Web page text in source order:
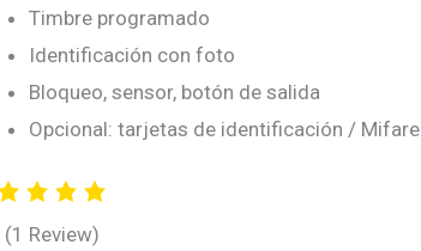
Timbre programado
Identificación con foto
Bloqueo, sensor, botón de salida
Opcional: tarjetas de identificación / Mifare.
(1 Review)